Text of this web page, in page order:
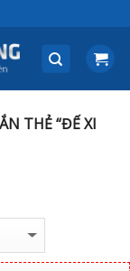
THẺ “ĐẾ XI